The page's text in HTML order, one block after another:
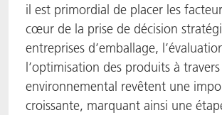
il est primordial de placer les
cœur de la prise de décision
entreprises d’emballage,
l’optimisation des produits à
environnemental revêtent une
croissante, marquant ainsi une